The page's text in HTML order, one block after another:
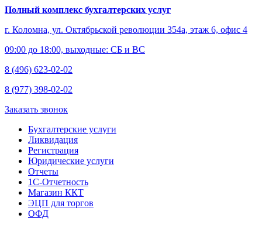
Полный комплекс бухгалтерских услуг
г. Коломна, ул. Октябрьской революции 354а, этаж 6, офис 4
09:00 до 18:00, выходные: СБ и ВС
8 (496) 623-02-02
8 (977) 398-02-02
Заказать звонок
Бухгалтерские услуги
Ликвидация
Регистрация
Юридические услуги
Отчеты
1С-Отчетность
Магазин ККТ
ЭЦП для торгов
ОФД